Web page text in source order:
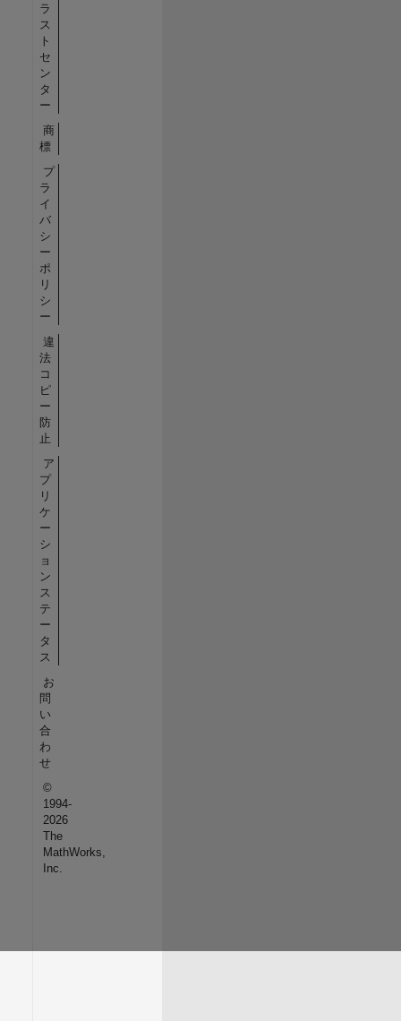
ラ
ス
ト
セ
ン
タ
ー
商
標
プ
ラ
イ
バ
シ
ー
ポ
リ
シ
ー
違
法
コ
ピ
ー
防
止
ア
プ
リ
ケ
ー
シ
ョ
ン
ス
テ
ー
タ
ス
お
問
い
合
わ
せ
©
1994-
2026
The
MathWorks,
Inc.